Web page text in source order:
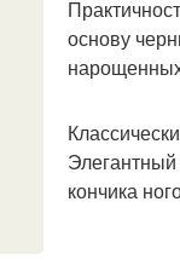
основу
кончика